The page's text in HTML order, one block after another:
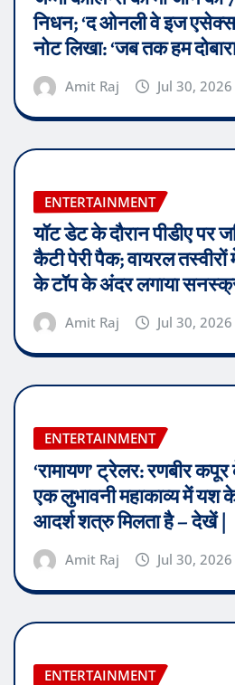
निधन; ‘द ओनली वे इज
नोट लिखा: ‘जब तक हम
Amit Raj Jul 30, 2026
ENTERTAINMENT
यॉट डेट के दौरान पीडीए
कैटी पेरी पैक; वायरल तस्वीरों
के टॉप के अंदर लगाया
Amit Raj Jul 30, 2026
ENTERTAINMENT
‘रामायण’ ट्रेलर: रणबीर
एक लुभावनी महाकाव्य में यश
आदर्श शत्रु मिलता है – देखें |
Amit Raj Jul 30, 2026
ENTERTAINMENT